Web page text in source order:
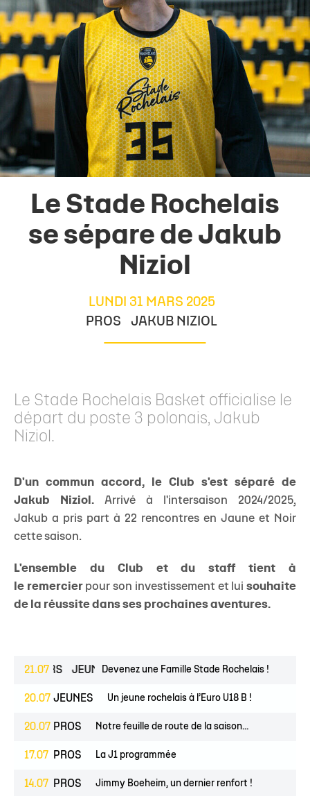
Le Stade Rochelais
se sépare de Jakub
Niziol
LUNDI 31 MARS 2025
PROS
JAKUB NIZIOL
Le Stade Rochelais Basket officialise le
départ du poste 3 polonais, Jakub
Niziol.
D'un commun accord, le Club s'est séparé d e
Jakub Niziol. Arrivé à l'intersaison 2024/2025,
Jakub a pris part à 22 rencontres en Jaune et Noir
cette saison.
L'ensemble du Club et du staff
tient à
le remercier pour son investissement et lui souhaite
de la réussite dans ses prochaines aventures.
21.07
ESPOIRS JEUNES Devenez une Famille Stade Rochelais !
20.07 JEUNES Un jeune rochelais à l’Euro U18 B !
20.07 PROS Notre feuille de route de la saison...
17.07 PROS La J1 programmée
14.07 PROS Jimmy Boeheim, un dernier renfort !